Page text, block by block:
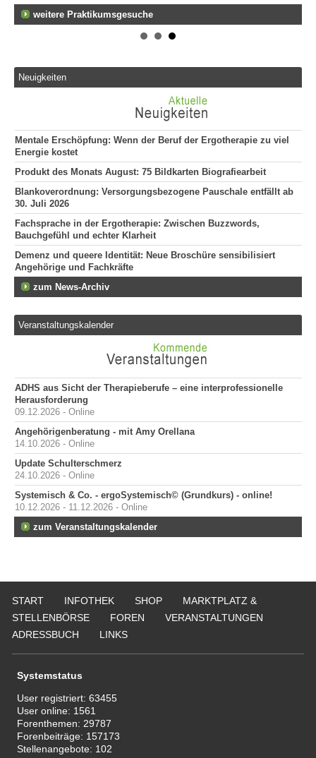
weitere Praktikumsgesuche
Neuigkeiten
Mentale Erschöpfung: Wenn der Beruf der Ergotherapie zu viel
Energie kostet
Produkt des Monats August: 75 Bildkarten Biografiearbeit
Blankoverordnung: Versorgungsbezogene Pauschale entfällt ab
30. Juli 2026
Fachsprache in der Ergotherapie: Zwischen Buzzwords,
Bauchgefühl und echter Klarheit
Demenz und queere Identität: Neue Broschüre sensibilisiert
Angehörige und Fachkräfte
zum News-Archiv
Veranstaltungskalender
ADHS aus Sicht der Therapieberufe – eine interprofessionelle
Herausforderung
09.12.2026 - Online
Angehörigenberatung - mit Amy Orellana
14.10.2026 - Online
Update Schulterschmerz
24.10.2026 - Online
Systemisch & Co. - ergoSystemisch© (Grundkurs) - online!
10.12.2026 - 11.12.2026 - Online
zum Veranstaltungskalender
START INFOTHEK SHOP
MARKTPLATZ &
STELLENBÖRSE
FOREN
VERANSTALTUNGEN
ADRESSBUCH
LINKS
Systemstatus
User registriert:63455
User online: 1561
Forenthemen: 29787
Forenbeiträge: 157173
Stellenangebote: 102